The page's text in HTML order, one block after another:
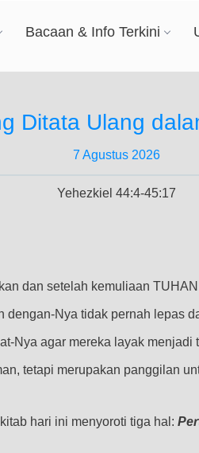
Bacaan & Info Terkini
Ditata Ulang
7 Agustus 2026
Yehezkiel 44:4-45:17
dan setelah kemuliaan
dengan-Nya tidak pernah lepas
Nya agar mereka layak
tetapi merupakan panggilan
hari ini menyoroti tiga hal: